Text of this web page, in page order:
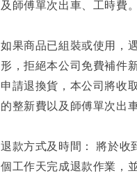
及師傅單次出車、工時費。
如果商品已組裝或使用，
形，拒絕本公司免費補件
申請退換貨，本公司將收
的整新費以及師傅單次出
退款方式及時間： 將於收
個工作天完成退款作業，